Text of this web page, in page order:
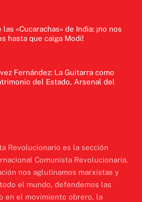
las «Cucarachas» de India: ¡no nos
hasta que caiga Modi!
Fernández: La Guitarra como
del Estado, Arsenal del
Revolucionario es la sección
Comunista Revolucionaria.
nos aglutinamos marxistas y
el mundo, defendemos las
en el movimiento obrero, la